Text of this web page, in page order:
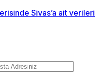
Sivas’a ait verileri